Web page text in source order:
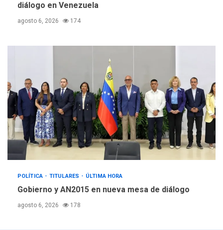
diálogo en Venezuela
agosto 6, 2026 174
POLÍTICA TITULARES ÚLTIMA HORA
Gobierno y AN2015 en nueva mesa de diálogo
agosto 6, 2026 178